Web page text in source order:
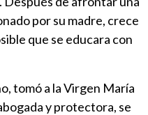
por su madre, crece
que se educara con
tomó a la Virgen María
y protectora, se